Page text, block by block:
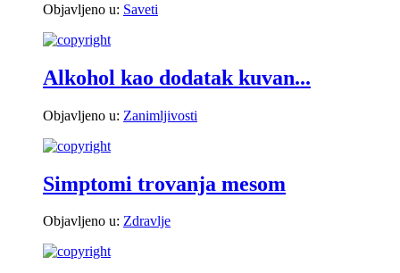
Objavljeno u: Saveti
Alkohol kao dodatak kuvan...
Objavljeno u: Zanimljivosti
Simptomi trovanja mesom
Objavljeno u: Zdravlje